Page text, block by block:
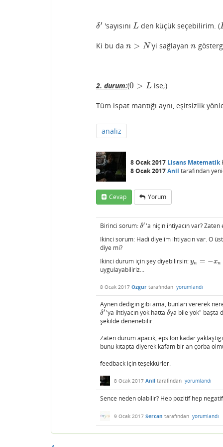
δ′
δ′ 'sayısını L
L den küçük seçebilirim. (
Ki bu da n > N
n>N 'yi sağlayann
n
2. durum:(0 > L
0 >L ise;)
Tüm ispat mantığı aynı, eşitsizlik
analiz
8 Ocak 2017 Lisans Matematik
8 Ocak 2017Anil tarafından
Cevap Yorum
Birinci sorum: δ′
δ′'a niçin ihtiyacın var? Zaten
Ikinci sorum: Hadi diyelim ihtiyacın var. O
diye mi?
Ikinci durum için şey diyebilirsin: yn = −xn
yn −x n
uygulayabiliriz...
8 Ocak 2017 Ozgur tarafından yorumlandı
Aynen dedıgın gıbı ama, bunları vererek
δ′
δ′'ya ihtiyacın yok hattaδ
δya bile yok" başta
şekılde denenebılır.
Zaten durum apacık, epsilon kadar
bunu kıtapta diyerek kafam bir an çorba
feedback için teşekkürler.
8 Ocak 2017 Anil tarafından yorumlandı
Sence neden olabilir? Hep pozitif hep
9 Ocak 2017 Sercan tarafından yorumlandı